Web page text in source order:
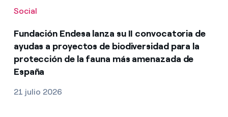
Social
Fundación Endesa lanza su II convocatoria de
ayudas a proyectos de biodiversidad para la
protección de la fauna más amenazada de
España
21 julio 2026